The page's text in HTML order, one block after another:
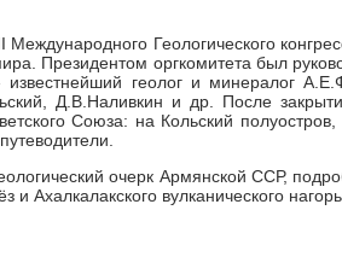
Международного Геологического
Президентом оргкомитета был
известнейший геолог и минералог
Д.В.Наливкин и др. После
Союза: на Кольский
очерк Армянской ССР,
и Ахалкалакского вулканического